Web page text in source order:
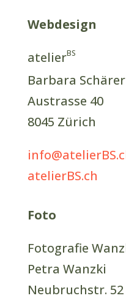
Webdesign
atelierBS
Barbara Schärer
Austrasse 40
8045 Zürich
atelierBS.ch
Foto
Fotografie
Petra Wanzki
Neubruchstr. 52